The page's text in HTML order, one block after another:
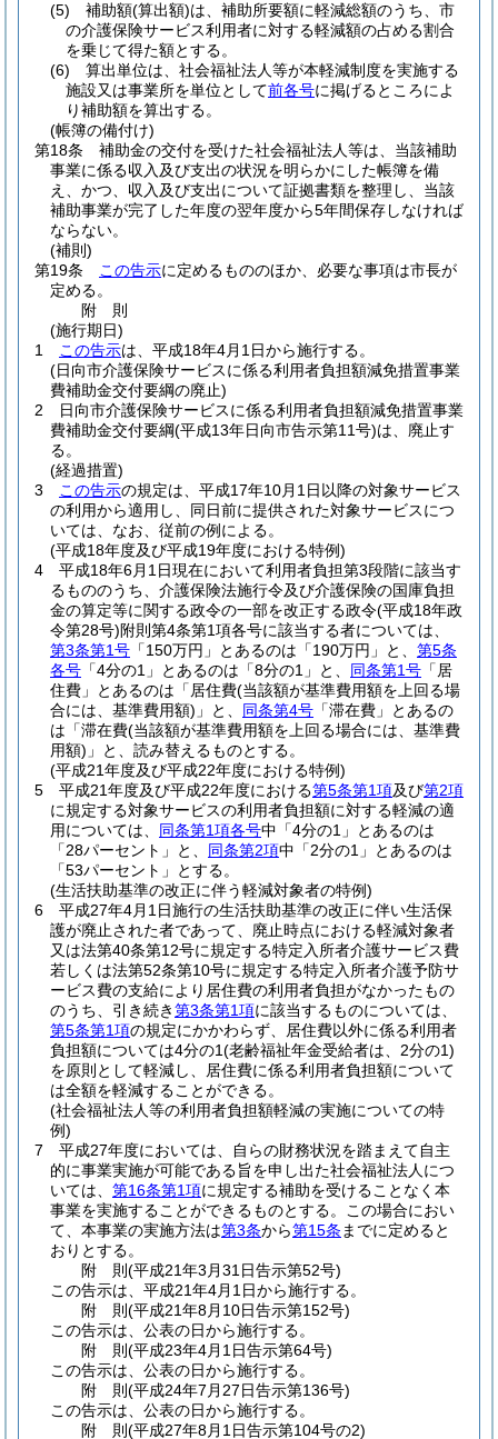
(5)
補助額(算出額)は、補助所要額に軽減総額のうち、市
の介護保険サービス利用者に対する軽減額の占める割合
を乗じて得た額とする。
(6)
算出単位は、社会福祉法人等が本軽減制度を実施する
施設又は事業所を単位として前各号に掲げるところによ
り補助額を算出する。
(帳簿の備付け)
第18条
補助金の交付を受けた社会福祉法人等は、当該補助
事業に係る収入及び支出の状況を明らかにした帳簿を備
え、かつ、収入及び支出について証拠書類を整理し、当該
補助事業が完了した年度の翌年度から5年間保存しなければ
ならない。
(補則)
第19条
この告示に定めるもののほか、必要な事項は市長が
定める。
附 則
(施行期日)
1
この告示は、平成18年4月1日から施行する。
(日向市介護保険サービスに係る利用者負担額減免措置事業
費補助金交付要綱の廃止)
2
日向市介護保険サービスに係る利用者負担額減免措置事業
費補助金交付要綱(平成13年日向市告示第11号)は、廃止す
る。
(経過措置)
3
この告示の規定は、平成17年10月1日以降の対象サービス
の利用から適用し、同日前に提供された対象サービスにつ
いては、なお、従前の例による。
(平成18年度及び平成19年度における特例)
4
平成18年6月1日現在において利用者負担第3段階に該当す
るもののうち、介護保険法施行令及び介護保険の国庫負担
金の算定等に関する政令の一部を改正する政令(平成18年政
令第28号)附則第4条第1項各号に該当する者については、
第3条第1号 「150万円」とあるのは「190万円」と、 第5条
各号 「4分の1」とあるのは「8分の1」と、 同条第1号 「居
住費」とあるのは「居住費(当該額が基準費用額を上回る場
合には、基準費用額) 」と、 同条第4号 「滞在費」とあるの
は「滞在費(当該額が基準費用額を上回る場合には、基準費
用額) 」と、読み替えるものとする。
(平成21年度及び平成22年度における特例)
5
平成21年度及び平成22年度における第5条第1項及び第2項
に規定する対象サービスの利用者負担額に対する軽減の適
用については、 同条第1項各号中「4分の1」とあるのは
「28パーセント」と、 同条第2項中「2分の1」とあるのは
「53パーセント」とする。
(生活扶助基準の改正に伴う軽減対象者の特例)
6
平成27年4月1日施行の生活扶助基準の改正に伴い生活保
護が廃止された者であって、廃止時点における軽減対象者
又は法第40条第12号に規定する特定入所者介護サービス費
若しくは法第52条第10号に規定する特定入所者介護予防サ
ービス費の支給により居住費の利用者負担がなかったもの
のうち、引き続き第3条第1項に該当するものについては、
第5条第1項の規定にかかわらず、居住費以外に係る利用者
負担額については4分の1(老齢福祉年金受給者は、2分の1)
を原則として軽減し、居住費に係る利用者負担額について
は全額を軽減することができる。
(社会福祉法人等の利用者負担額軽減の実施についての特
例)
7
平成27年度においては、自らの財務状況を踏まえて自主
的に事業実施が可能である旨を申し出た社会福祉法人につ
いては、 第16条第1項に規定する補助を受けることなく本
事業を実施することができるものとする。
この場合におい
て、本事業の実施方法は第3条から第15条 までに定めると
おりとする。
附 則(平成21年3月31日告示第52号)
この告示は、平成21年4月1日から施行する。
附 則(平成21年8月10日告示第152号)
この告示は、公表の日から施行する。
附 則(平成23年4月1日告示第64号)
この告示は、公表の日から施行する。
附 則(平成24年7月27日告示第136号)
この告示は、公表の日から施行する。
附 則(平成27年8月1日告示第104号の2)